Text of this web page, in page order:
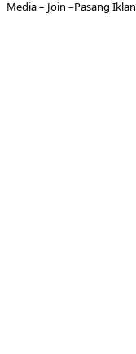
Media– Join –Pasang Iklan